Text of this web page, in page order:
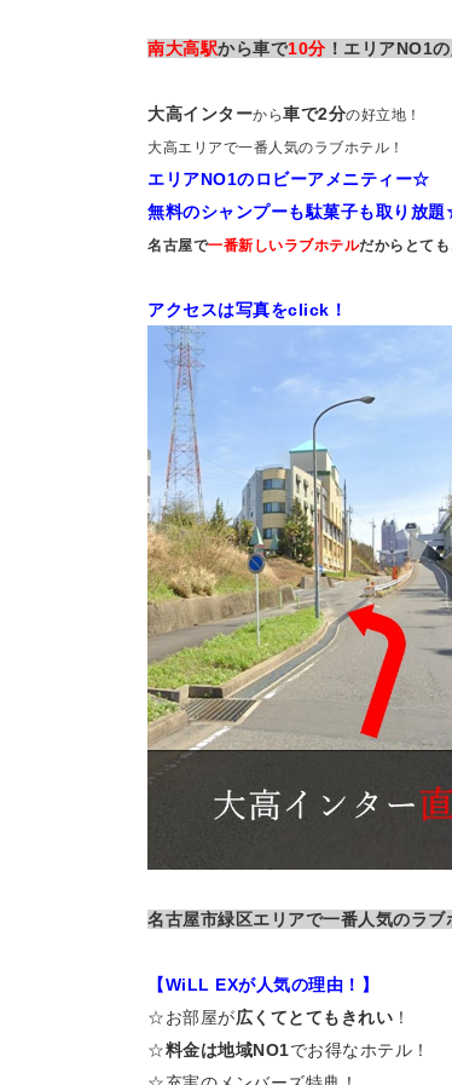
南大高駅から車で10分 ！エリアNO1
大高インターから車で2分の好立地！
大高エリアで一番人気のラブホテル！
エリアNO1のロビーアメニティー☆
無料のシャンプーも駄菓子も取り放
名古屋で一番新しいラブホテルだからとて
アクセスは写真をclick！
名古屋市緑区エリアで一番人気のラブ
【WiLL EXが人気の理由！】
☆お部屋が広くてとてもきれい ！
☆料金は地域NO1でお得なホテル！